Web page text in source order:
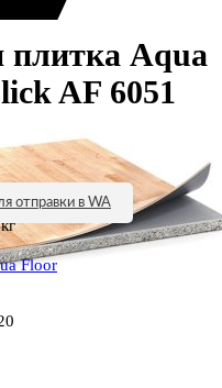
плитка Aqua
AF 6051
отправки в WA
Floor